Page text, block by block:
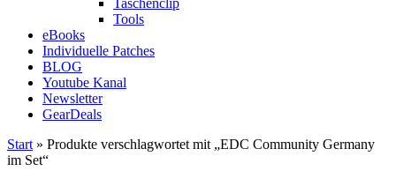
Taschenclip
Tools
eBooks
Individuelle Patches
BLOG
Youtube Kanal
Newsletter
GearDeals
Start » Produkte verschlagwortet mit „EDC Community Germany
im Set“